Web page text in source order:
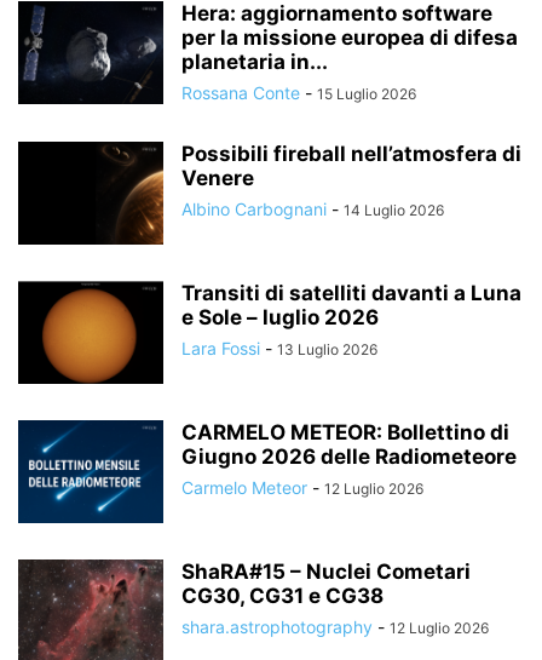
Hera: aggiornamento software
per la missione europea di difesa
planetaria in...
Rossana Conte - 15 Luglio 2026
Possibili fireball nell’atmosfera di
Venere
Albino Carbognani - 14 Luglio 2026
Transiti di satelliti davanti a Luna
e Sole – luglio 2026
Lara Fossi - 13 Luglio 2026
CARMELO METEOR: Bollettino di
Giugno 2026 delle Radiometeore
Carmelo Meteor - 12 Luglio 2026
ShaRA#15 – Nuclei Cometari
CG30, CG31 e CG38
shara.astrophotography - 12 Luglio 2026